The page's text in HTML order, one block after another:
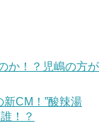
か！？児嶋の方が
新CM！”酸辣湯
！？